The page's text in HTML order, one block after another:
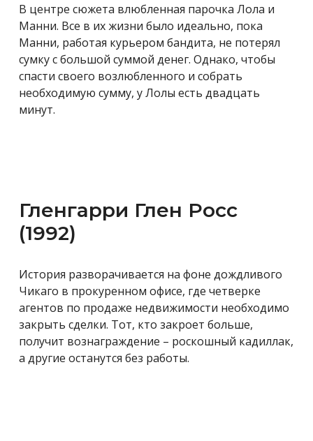
В центре сюжета влюбленная парочка Лола и
Манни. Все в их жизни было идеально, пока
Манни, работая курьером бандита, не потерял
сумку с большой суммой денег. Однако, чтобы
спасти своего возлюбленного и собрать
необходимую сумму, у Лолы есть двадцать
минут.
Гленгарри Глен Росс
(1992)
История разворачивается на фоне дождливого
Чикаго в прокуренном офисе, где четверке
агентов по продаже недвижимости необходимо
закрыть сделки. Тот, кто закроет больше,
получит вознаграждение – роскошный кадиллак,
а другие останутся без работы.